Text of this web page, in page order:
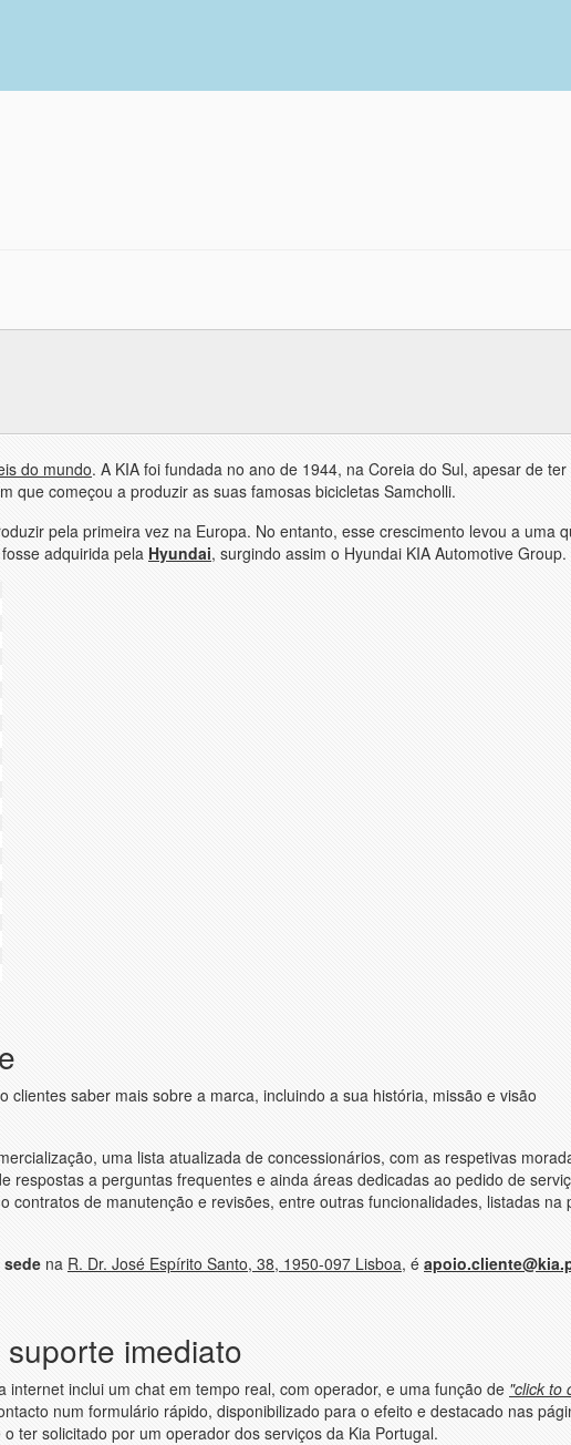
do mundo. A KIA foi fundada no ano de 1944, na Coreia do Sul, apesar de ter
que começou a produzir as suas famosas bicicletas Samcholli.
pela primeira vez na Europa. No entanto, esse crescimento levou a uma
adquirida pela Hyundai, surgindo assim o Hyundai KIA Automotive Group.
saber mais sobre a marca, incluindo a sua história, missão e visão
uma lista atualizada de concessionários, com as respetivas
respostas a perguntas frequentes e ainda áreas dedicadas ao pedido de
contratos de manutenção e revisões, entre outras funcionalidades, listadas na
sede na R. Dr. José Espírito Santo, 38, 1950-097 Lisboa, é
imediato
internet inclui um chat em tempo real, com operador, e uma função de "click to
num formulário rápido, disponibilizado para o efeito e destacado nas
ter solicitado por um operador dos serviços da Kia Portugal.